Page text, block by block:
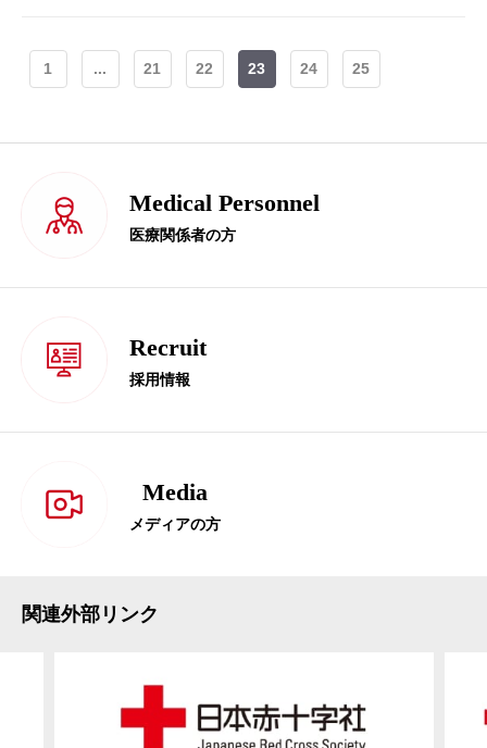
1 ... 21 22 23 24 25
Medical Personnel
医療関係者の方
Recruit
採用情報
Media
メディアの方
関連外部リンク